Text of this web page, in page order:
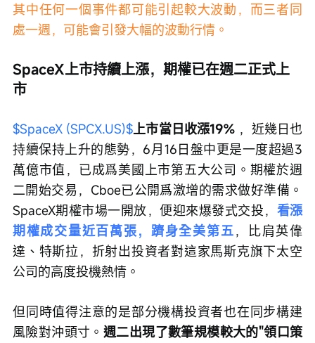
其中任何一個事件都可能引起較大波動，而三者同
處一週，可能會引發大幅的波動行情。
SpaceX上市持續上漲，期權已在週二正式上
市
$SpaceX (SPCX.US)$上市當日收漲19% ，近幾日也
持續保持上升的態勢，6月16日盤中更是一度超過3
萬億市值，已成爲美國上市第五大公司。期權於週
二開始交易，Cboe已公開爲激增的需求做好準備。
SpaceX期權市場一開放，便迎來爆發式交投， 看漲
期權成交量近百萬張，躋身全美第五，比肩英偉
達、特斯拉，折射出投資者對這家馬斯克旗下太空
公司的高度投機熱情。
但同時值得注意的是部分機構投資者也在同步構建
風險對沖頭寸。 週二出現了數筆規模較大的"領口策